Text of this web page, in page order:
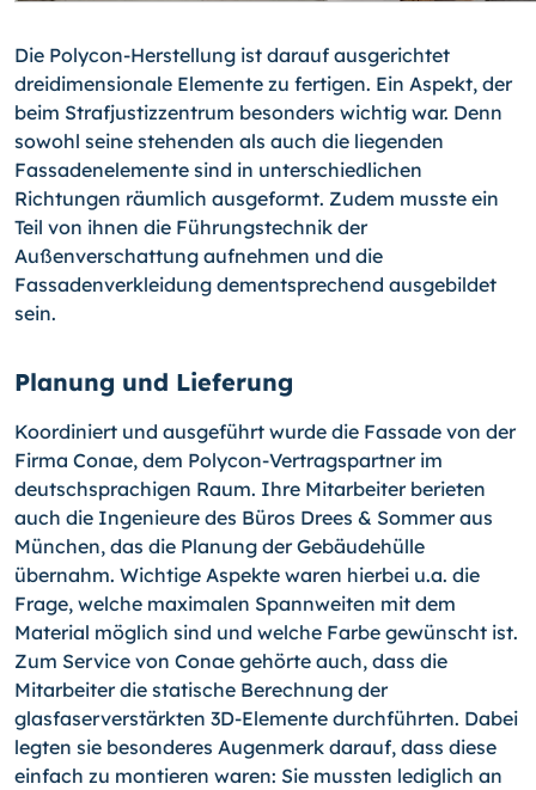
Die Polycon-Herstellung ist darauf ausgerichtet
dreidimensionale Elemente zu fertigen. Ein Aspekt, der
beim Strafjustizzentrum besonders wichtig war. Denn
sowohl seine stehenden als auch die liegenden
Fassadenelemente sind in unterschiedlichen
Richtungen räumlich ausgeformt. Zudem musste ein
Teil von ihnen die Führungstechnik der
Außenverschattung aufnehmen und die
Fassadenverkleidung dementsprechend ausgebildet
sein.
Planung und Lieferung
Koordiniert und ausgeführt wurde die Fassade von der
Firma Conae, dem Polycon-Vertragspartner im
deutschsprachigen Raum. Ihre Mitarbeiter berieten
auch die Ingenieure des Büros Drees & Sommer aus
München, das die Planung der Gebäudehülle
übernahm. Wichtige Aspekte waren hierbei u.a. die
Frage, welche maximalen Spannweiten mit dem
Material möglich sind und welche Farbe gewünscht ist.
Zum Service von Conae gehörte auch, dass die
Mitarbeiter die statische Berechnung der
glasfaserverstärkten 3D-Elemente durchführten. Dabei
legten sie besonderes Augenmerk darauf, dass diese
einfach zu montieren waren: Sie mussten lediglich an